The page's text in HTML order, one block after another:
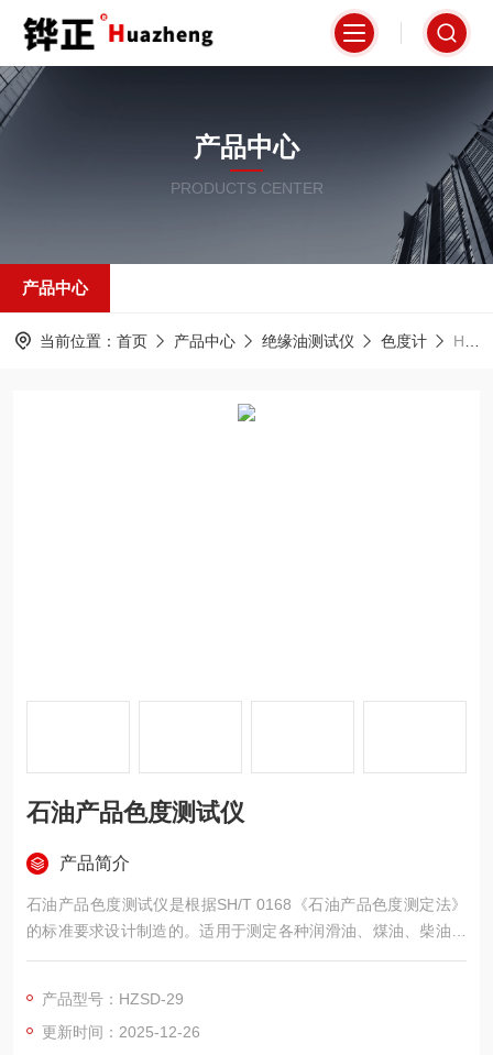
产品中心
PRODUCTS CENTER
产品中心
当前位置： 首页 产品中心 绝缘油测试仪 色度计 HZSD-29石油产品色度测试仪
石油产品色度测试仪
产品简介
石油产品色度测试仪是根据SH/T 0168《石油产品色度测定法》
的标准要求设计制造的。适用于测定各种润滑油、煤油、柴油等
石油产品的颜色。本仪器表示的色号与GB/T6540中的色号有相
产品型号：HZSD-29
更新时间：2025-12-26